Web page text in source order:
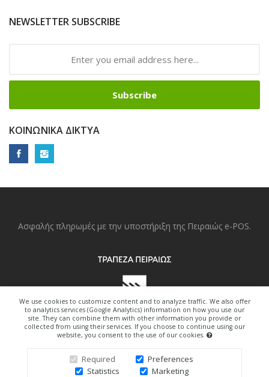
We use cookies to customize content and to analyze traffic. We also offer
to analytics services (Google Analytics) information on how you use our
site. They can combine them with other information you provide or
collected from using their services. If you choose to continue using our
website, you consent to the use of our cookies.
Required
Preferences
Statistics
Marketing
NEWSLETTER SUBSCRIBE
Subscribe
ΚΟΙΝΩΝΙΚΆ ΔΊΚΤΥΑ
Ασφαλής πληρωμές με την υποστήριξη της Πειραιώς e-POS.
Copyright © 2022. All Right Reserved.
Design By Freedom-Art.gr